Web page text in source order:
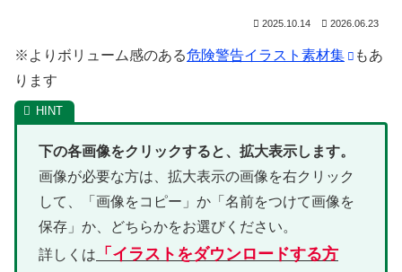
2025.10.14 2026.06.23
※よりボリューム感のある危険警告イラスト素材集
もあ
ります
下の各画像をクリックすると、拡大表示します。
画像が必要な方は、拡大表示の画像を右クリック
して、「画像をコピー」か「名前をつけて画像を
保存」か、どちらかをお選びください。
詳しくは
「イラストをダウンロードする方